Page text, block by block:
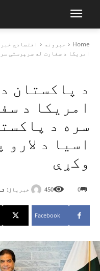
Home خبرونه اقتصادي
امریکا د سفارت له سرپرستې
د پاکستان
امریکا د
سره د
اسیا د
وکړې
خبریال: 0
450
Facebook